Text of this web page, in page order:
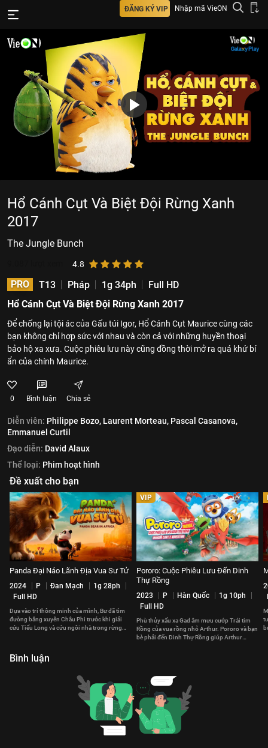
ĐĂNG KÝ VIP Nhập mã VieON
Hổ Cánh Cụt Và Biệt Đội Rừng Xanh
2017
The Jungle Bunch
4.8
PRO T13 Pháp 1g 34ph
Full HD
Hổ Cánh Cụt Và Biệt Đội Rừng Xanh 2017
Để chống lại tội ác của Gấu túi Igor, Hổ Cánh Cụt Maurice cùng các
bạn không chỉ hợp sức với nhau và còn cả với những huyền thoại
bảo hộ xa xưa. Cuộc phiêu lưu này cũng đồng thời mở ra quá khứ bí
ẩn của chính Maurice.
0 Bình luận Chia sẻ
Diễn viên: Philippe Bozo, Laurent Morteau, Pascal Casanova,
Emmanuel Curtil
Đạo diễn: David Alaux
Thể loại: Phim hoạt hình
Đề xuất cho bạn
Panda Đại Náo Lãnh Địa Vua Sư Tử
2024 P Đan Mạch
1g 28ph
Full HD
Dựa vào trí thông minh của mình, Bư đã tìm
đường băng xuyên Châu Phi trước khi giải
cứu Tiểu Long và cứu ngôi nhà trong rừng
VIP
Pororo: Cuộc Phiêu Lưu Đến Dinh
Thự Rồng
2023 P Hàn Quốc
1g 10ph
Full HD
Phù thủy xấu xa Gad âm mưu cướp Trái tim
Rồng của vua rồng nhỏ Arthur. Pororo và bạn
bè phải đến Dinh Thự Rồng giúp Arthur
Bình luận